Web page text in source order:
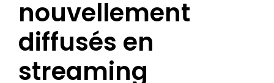
nouvellement
diffusés en
streaming